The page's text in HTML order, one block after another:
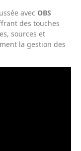
avec OBS
des touches
sources et
la gestion des